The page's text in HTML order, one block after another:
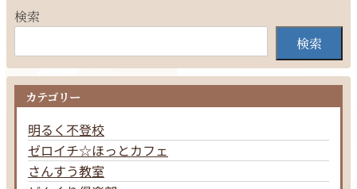
検索
検索
カテゴリー
明るく不登校
ゼロイチ☆ほっとカフェ
さんすう教室